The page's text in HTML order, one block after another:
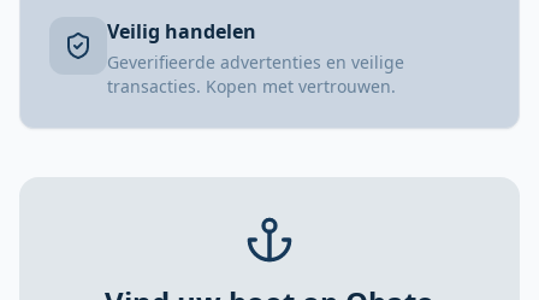
Veilig handelen
Geverifieerde advertenties en veilige
transacties. Kopen met vertrouwen.